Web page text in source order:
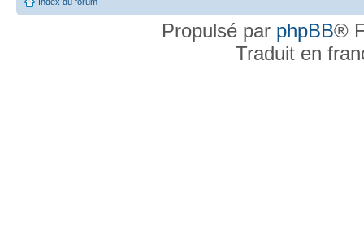
Propulsé par phpBB®
Traduit en